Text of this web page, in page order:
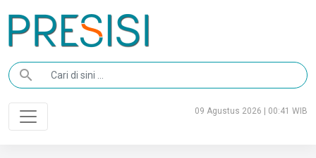
search
09 Agustus 2026 | 00:41 WIB